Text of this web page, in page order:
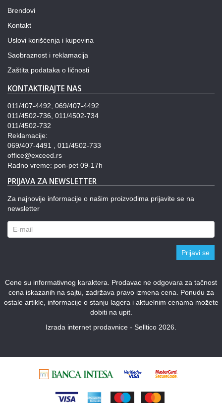
Brendovi
Kontakt
Uslovi korišćenja i kupovina
Saobraznost i reklamacija
Zaštita podataka o ličnosti
KONTAKTIRAJTE NAS
011/407-4492, 069/407-4492
011/4502-736, 011/4502-734
011/4502-732
Reklamacije:
069/407-4491 , 011/4502-733
office@exceed.rs
Radno vreme: pon-pet 09-17h
PRIJAVA ZA NEWSLETTER
Za najnovije informacije o našim proizvodima prijavite se na
newsletter
Prijavi se
Cene su informativnog karaktera. Prodavac ne odgovara za tačnost
cena iskazanih na sajtu, zadržava pravo izmena cena. Ponudu za
ostale artikle, informacije o stanju lagera i aktuelnim cenama možete
dobiti na upit.
Izrada internet prodavnice - Selltico 2026.